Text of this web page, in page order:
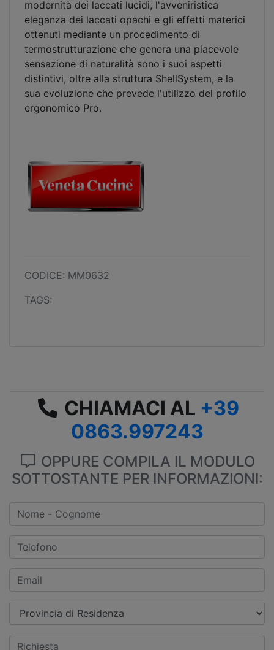
modernità dei laccati lucidi, l'avveniristica
eleganza dei laccati opachi e gli effetti materici
ottenuti mediante un procedimento di
termostrutturazione che genera una piacevole
sensazione di naturalità sono i suoi aspetti
distintivi, oltre alla struttura ShellSystem, e la
sua evoluzione che prevede l'utilizzo del profilo
ergonomico Pro.
CODICE: MM0632
TAGS:
CHIAMACI AL +39
0863.997243
OPPURE COMPILA IL MODULO
SOTTOSTANTE PER INFORMAZIONI: